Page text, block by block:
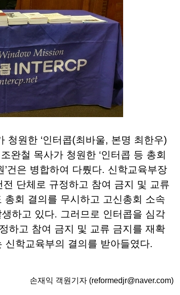
원한 ‘인터콥(최바울, 본명 최한우)
완철 목사가 청원한 ‘인터콥 등 총회
건은 병합하여 다뤘다. 신학교육부장
단체로 규정하고 참여 금지 및 교류
회 결의를 무시하고 고신총회 소속
하고 있다. 그러므로 인터콥을 심각
하고 참여 금지 및 교류 금지를 재확
신학교육부의 결의를 받아들였다.
손재익 객원기자 (reformedjr@naver.com)